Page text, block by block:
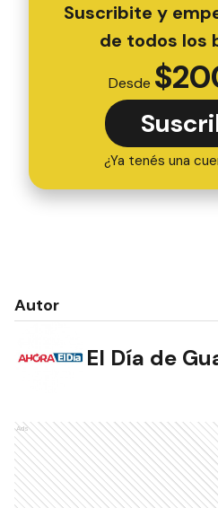
Suscribite y
de todos los
Desde $
¿Ya tenés una
Autor
El Día de
Ads